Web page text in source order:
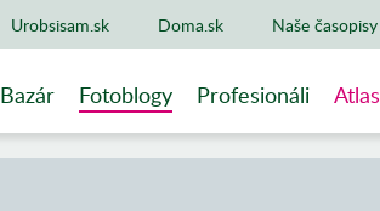
Urobsisam.sk Doma.sk Naše časopisy
Bazár Fotoblogy Profesionáli Atlas